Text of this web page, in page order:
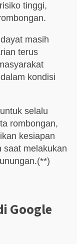
tinggi,
masih
terus
kondisi
selalu
rombongan,
kesiapan
saat melakukan
Google